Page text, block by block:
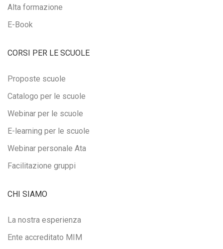
Alta formazione
E-Book
CORSI PER LE SCUOLE
Proposte scuole
Catalogo per le scuole
Webinar per le scuole
E-learning per le scuole
Webinar personale Ata
Facilitazione gruppi
CHI SIAMO
La nostra esperienza
Ente accreditato MIM